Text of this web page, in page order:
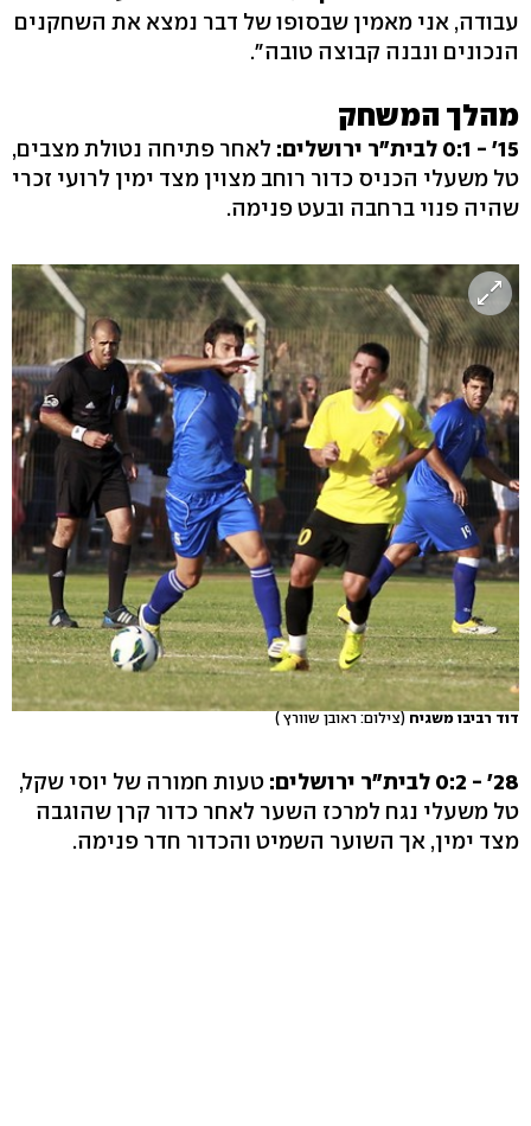
עבודה, אני מאמין שבסופו של דבר נמצא את השחקנים
הנכונים ונבנה קבוצה טובה".
מהלך המשחק
15' - 0:1 לבית"ר ירושלים:
לאחר פתיחה נטולת מצבים,
טל משעלי הכניס כדור רוחב מצוין מצד ימין לרועי זכרי
שהיה פנוי ברחבה ובעט פנימה.
דוד רביבו משגיח (צילום: ראובן שוורץ )
28' - 0:2 לבית"ר ירושלים:
טעות חמורה של יוסי שקל,
טל משעלי נגח למרכז השער לאחר כדור קרן שהוגבה
מצד ימין, אך השוער השמיט והכדור חדר פנימה.